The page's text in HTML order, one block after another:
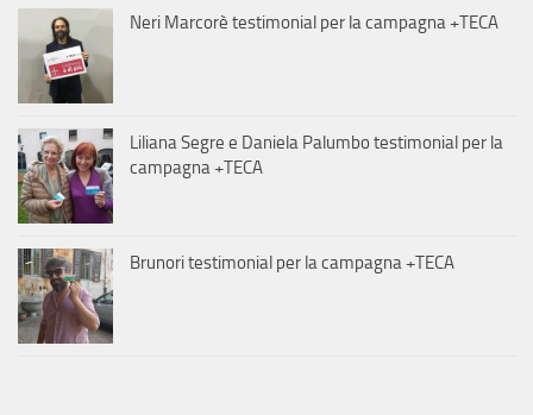
Neri Marcorè testimonial per la campagna +TECA
Liliana Segre e Daniela Palumbo testimonial per la
campagna +TECA
Brunori testimonial per la campagna +TECA